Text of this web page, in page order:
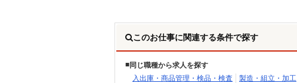
このお仕事に関連する条件で探す
同じ職種から求人を探す
入出庫・商品管理・検品・検査
製造・組立・加工